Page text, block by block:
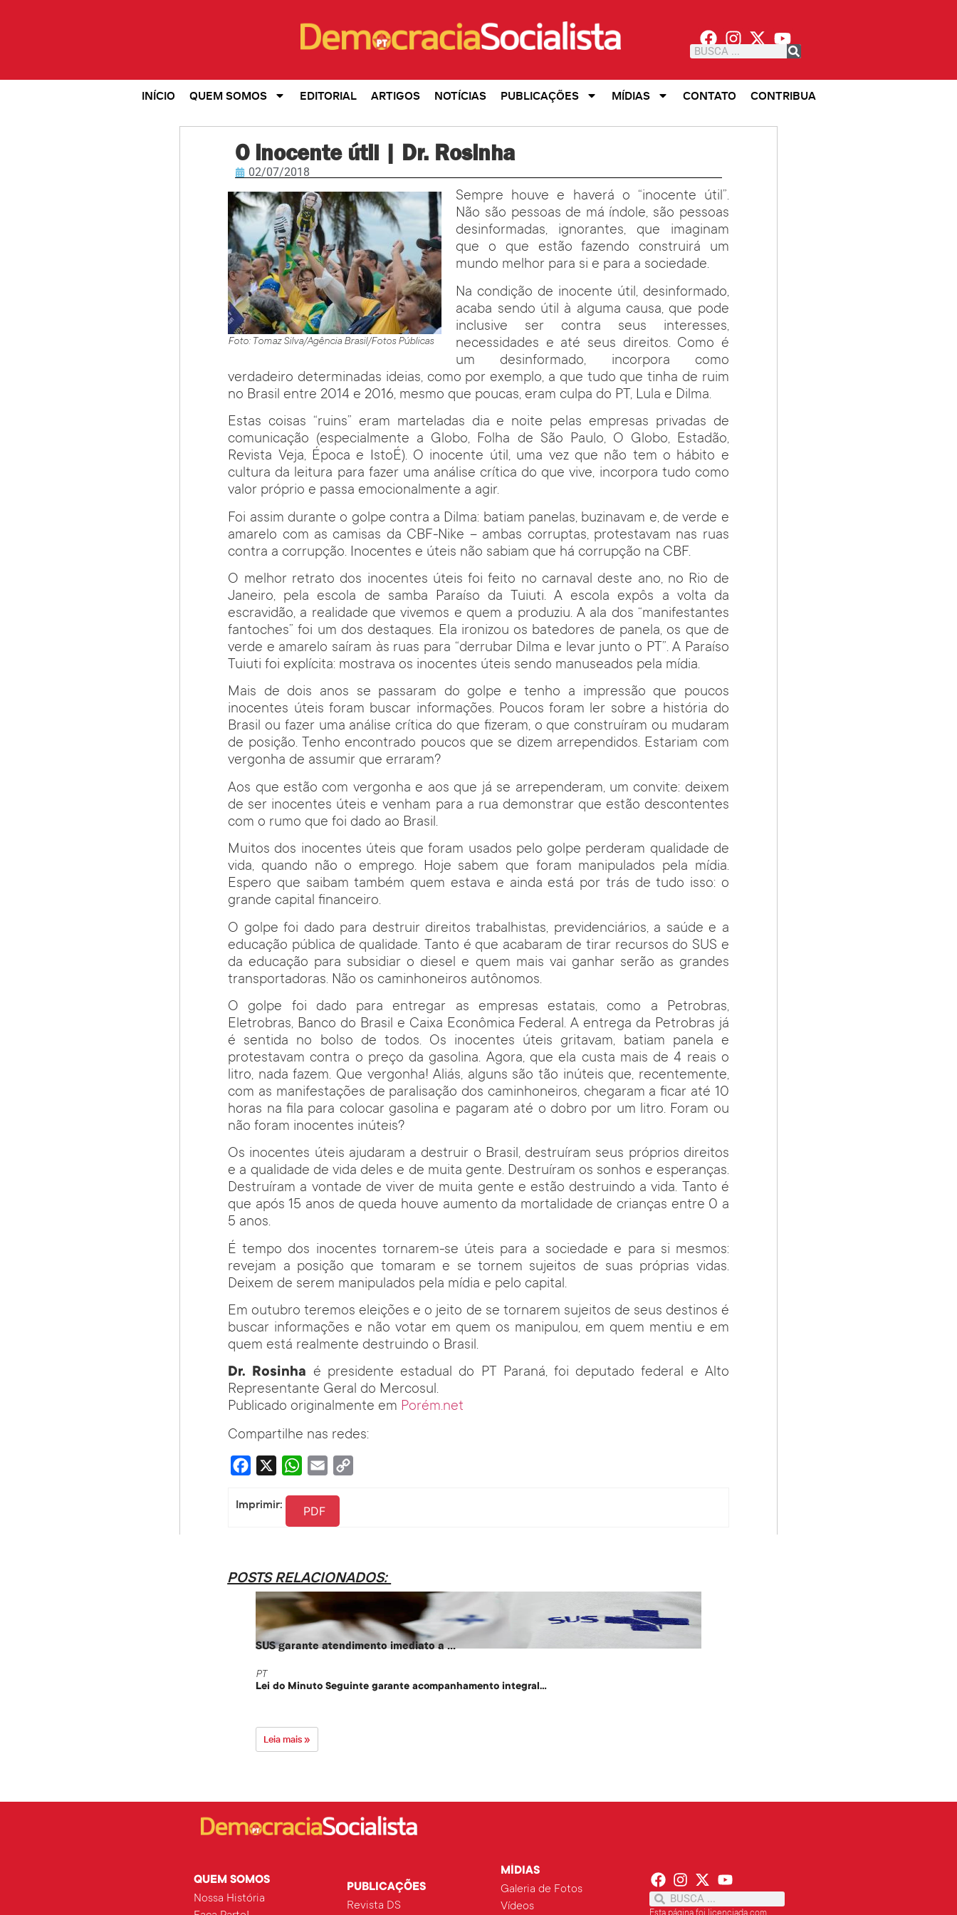
INÍCIO QUEM SOMOS EDITORIAL ARTIGOS NOTÍCIAS PUBLICAÇÕES MÍDIAS CONTATO CONTRIBUA
O inocente útil | Dr. Rosinha
02/07/2018
Foto: Tomaz Silva/Agência Brasil/Fotos Públicas
Sempre houve e haverá o “inocente útil”.
Não são pessoas de má índole, são pessoas
desinformadas, ignorantes, que imaginam
que o que estão fazendo construirá um
mundo melhor para si e para a sociedade.
Na condição de inocente útil, desinformado,
acaba sendo útil à alguma causa, que pode
inclusive ser contra seus interesses,
necessidades e até seus direitos. Como é
um desinformado, incorpora como
verdadeiro determinadas ideias, como por exemplo, a que tudo que tinha de ruim
no Brasil entre 2014 e 2016, mesmo que poucas, eram culpa do PT, Lula e Dilma.
Estas coisas “ruins” eram marteladas dia e noite pelas empresas privadas de
comunicação (especialmente a Globo, Folha de São Paulo, O Globo, Estadão,
Revista Veja, Época e IstoÉ). O inocente útil, uma vez que não tem o hábito e
cultura da leitura para fazer uma análise crítica do que vive, incorpora tudo como
valor próprio e passa emocionalmente a agir.
Foi assim durante o golpe contra a Dilma: batiam panelas, buzinavam e, de verde e
amarelo com as camisas da CBF-Nike – ambas corruptas, protestavam nas ruas
contra a corrupção. Inocentes e úteis não sabiam que há corrupção na CBF.
O melhor retrato dos inocentes úteis foi feito no carnaval deste ano, no Rio de
Janeiro, pela escola de samba Paraíso da Tuiuti. A escola expôs a volta da
escravidão, a realidade que vivemos e quem a produziu. A ala dos “manifestantes
fantoches” foi um dos destaques. Ela ironizou os batedores de panela, os que de
verde e amarelo saíram às ruas para “derrubar Dilma e levar junto o PT”. A Paraíso
Tuiuti foi explícita: mostrava os inocentes úteis sendo manuseados pela mídia.
Mais de dois anos se passaram do golpe e tenho a impressão que poucos
inocentes úteis foram buscar informações. Poucos foram ler sobre a história do
Brasil ou fazer uma análise crítica do que fizeram, o que construíram ou mudaram
de posição. Tenho encontrado poucos que se dizem arrependidos. Estariam com
vergonha de assumir que erraram?
Aos que estão com vergonha e aos que já se arrependeram, um convite: deixem
de ser inocentes úteis e venham para a rua demonstrar que estão descontentes
com o rumo que foi dado ao Brasil.
Muitos dos inocentes úteis que foram usados pelo golpe perderam qualidade de
vida, quando não o emprego. Hoje sabem que foram manipulados pela mídia.
Espero que saibam também quem estava e ainda está por trás de tudo isso: o
grande capital financeiro.
O golpe foi dado para destruir direitos trabalhistas, previdenciários, a saúde e a
educação pública de qualidade. Tanto é que acabaram de tirar recursos do SUS e
da educação para subsidiar o diesel e quem mais vai ganhar serão as grandes
transportadoras. Não os caminhoneiros autônomos.
O golpe foi dado para entregar as empresas estatais, como a Petrobras,
Eletrobras, Banco do Brasil e Caixa Econômica Federal. A entrega da Petrobras já
é sentida no bolso de todos. Os inocentes úteis gritavam, batiam panela e
protestavam contra o preço da gasolina. Agora, que ela custa mais de 4 reais o
litro, nada fazem. Que vergonha! Aliás, alguns são tão inúteis que, recentemente,
com as manifestações de paralisação dos caminhoneiros, chegaram a ficar até 10
horas na fila para colocar gasolina e pagaram até o dobro por um litro. Foram ou
não foram inocentes inúteis?
Os inocentes úteis ajudaram a destruir o Brasil, destruíram seus próprios direitos
e a qualidade de vida deles e de muita gente. Destruíram os sonhos e esperanças.
Destruíram a vontade de viver de muita gente e estão destruindo a vida. Tanto é
que após 15 anos de queda houve aumento da mortalidade de crianças entre 0 a
5 anos.
É tempo dos inocentes tornarem-se úteis para a sociedade e para si mesmos:
revejam a posição que tomaram e se tornem sujeitos de suas próprias vidas.
Deixem de serem manipulados pela mídia e pelo capital.
Em outubro teremos eleições e o jeito de se tornarem sujeitos de seus destinos é
buscar informações e não votar em quem os manipulou, em quem mentiu e em
quem está realmente destruindo o Brasil.
Dr. Rosinha é presidente estadual do PT Paraná, foi deputado federal e Alto
Representante Geral do Mercosul.
Publicado originalmente em Porém.net
Compartilhe nas redes:
Facebook WhatsApp
Email
Imprimir: PDF
POSTS RELACIONADOS:
SUS garante atendimento imediato a ...
PT
Lei do Minuto Seguinte garante acompanhamento integral...
Leia mais »
QUEM SOMOS
Nossa História
PUBLICAÇÕES
Revista DS
MÍDIAS
Galeria de Fotos
Vídeos